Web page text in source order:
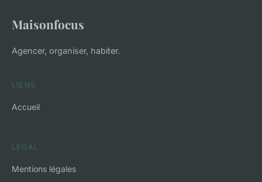
Maisonfocus
Agencer, organiser, habiter.
LIENS
Accueil
LÉGAL
Mentions légales